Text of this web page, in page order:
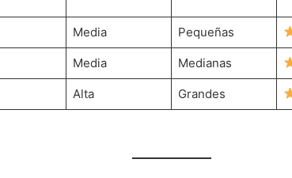
Media Pequeñas
Media Medianas
Alta Grandes